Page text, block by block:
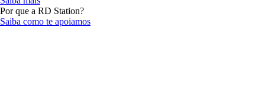
Por que a RD Station?
Saiba como te apoiamos